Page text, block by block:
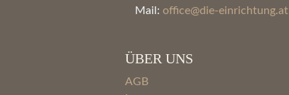
Mail: office@die-einrichtung.at
ÜBER UNS
AGB